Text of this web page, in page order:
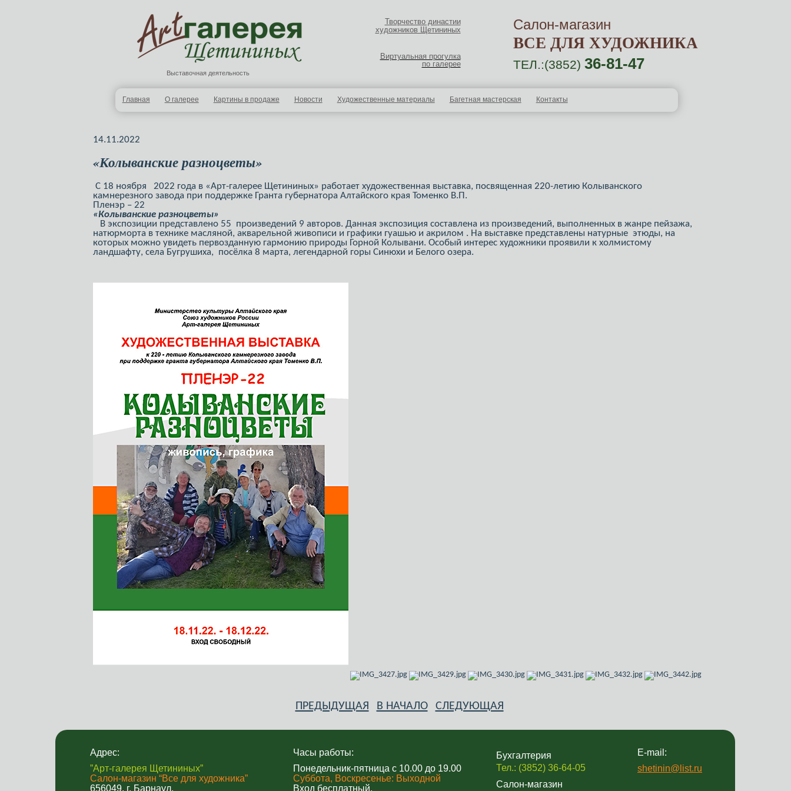
Творчество династии
художников Щетининых
Виртуальная прогулка
по галерее
Салон-магазин
ВСЕ ДЛЯ ХУДОЖНИКА
ТЕЛ.:(3852) 36-81-47
Выставочная деятельность
Главная О галерее Картины в продаже Новости Художественные материалы Багетная мастерская Контакты
14.11.2022
«Колыванские разноцветы»
С 18 ноября 2022 года в «Арт-галерее Щетининых» работает художественная выставка, посвященная 220-летию Колыванского
камнерезного завода при поддержке Гранта губернатора Алтайского края Томенко В.П.
Пленэр – 22
«Колыванские разноцветы»
В экспозиции представлено 55 произведений 9 авторов. Данная экспозиция составлена из произведений, выполненных в жанре пейзажа,
натюрморта в технике масляной, акварельной живописи и графики гуашью и акрилом . На выставке представлены натурные этюды, на
которых можно увидеть первозданную гармонию природы Горной Колывани. Особый интерес художники проявили к холмистому
ландшафту, села Бугрушиха, посёлка 8 марта, легендарной горы Синюхи и Белого озера.
ПРЕДЫДУЩАЯ В НАЧАЛО СЛЕДУЮЩАЯ
Адрес:
”Арт-галерея Щетининых”
Салон-магазин “Все для художника”
656049, г. Барнаул,
Часы работы:
Понедельник-пятница с 10.00 до 19.00
Суббота, Воскресенье: Выходной
Вход бесплатный.
Бухгалтерия
Тел.: (3852) 36-64-05
Салон-магазин
E-mail:
shetinin@list.ru